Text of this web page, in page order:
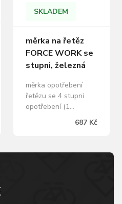
nýtování délka:
2mm, s dírou pro
zavěšení materiál:
ocel chromovaná,…
SKLADEM
měrka na řetěz
FORCE WORK se
stupni, železná
měrka opotřebení
řetězu se 4 stupni
opotřebení (1
stupeň=25%) délka:
143 mm tloušťka: 1,5
687 Kč